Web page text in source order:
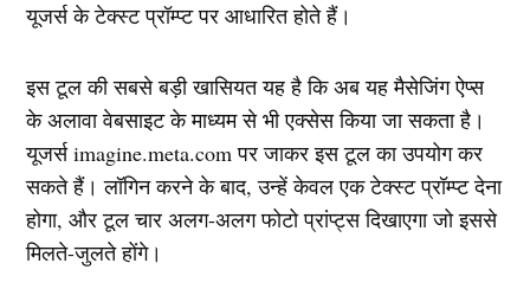
यूजर्स के टेक्स्ट प्रॉम्प्ट पर आधारित होते हैं।
इस टूल की सबसे बड़ी खासियत यह है कि अब यह मैसेजिंग ऐप्स
के अलावा वेबसाइट के माध्यम से भी एक्सेस किया जा सकता है।
यूजर्स imagine.meta.com पर जाकर इस टूल का उपयोग कर
सकते हैं। लॉगिन करने के बाद, उन्हें केवल एक टेक्स्ट प्रॉम्प्ट देना
होगा, और टूल चार अलग-अलग फोटो प्रांप्ट्स दिखाएगा जो इससे
मिलते-जुलते होंगे।